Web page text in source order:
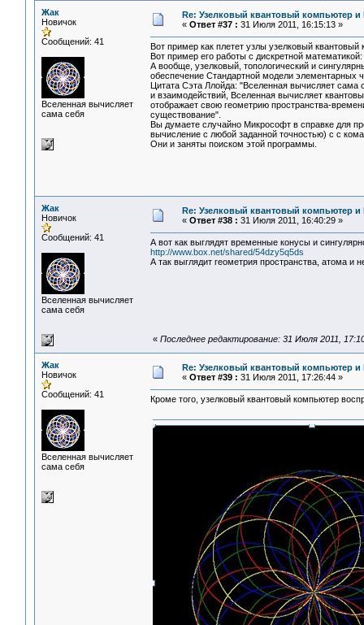
Жак
Новичок
Сообщений: 41
Вселенная вычисляет
сама себя
Re: Узелковый квантовый компьютер и
« Ответ #37 : 31 Июля 2011, 16:15:13 »
Вот пример как плетет узлы узелковый
Вот пример его работы с дискретной математикой:
А вообще, узелковый, топологический и
обеспечение Стандартной модели элементарных
Цитата Сэта Ллойда: "Вселенная вычисляет
и взаимодействий, Вселенная вычисляет
отображает свою геометрию пространства-
существование".
Вы думаете случайно Микрософт в справке для
вычисление с любой заданной точностью) с с
Они и заняты поиском этой программы.
Жак
Новичок
Сообщений: 41
Вселенная вычисляет
сама себя
Re: Узелковый квантовый компьютер и
« Ответ #38 : 31 Июля 2011, 16:40:29 »
А вот как выглядят временные конусы и
http://www.box.net/shared/54dzy5q5ds
А так выглядит геометрия пространства, атома и
« Последнее редактирование: 31 Июля 2011,
Жак
Новичок
Сообщений: 41
Вселенная вычисляет
сама себя
Re: Узелковый квантовый компьютер и
« Ответ #39 : 31 Июля 2011, 17:26:44 »
Кроме того, узелковый квантовый компьютер